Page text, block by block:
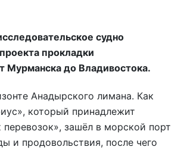
судно
прокладки
Мурманска до Владивостока.
Анадырского лимана. Как
который принадлежит
зашёл в морской порт
и продовольствия, после чего